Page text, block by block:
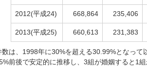
2012(平成24) 668,864 235,406
2013(平成25) 660,613 231,383
は、1998年に30%を超える30.99%となっ
前後で安定的に推移し、3組が婚姻すると1組